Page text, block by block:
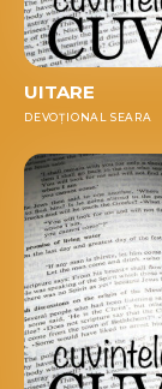
UITARE
DEVOȚIONAL SEARA